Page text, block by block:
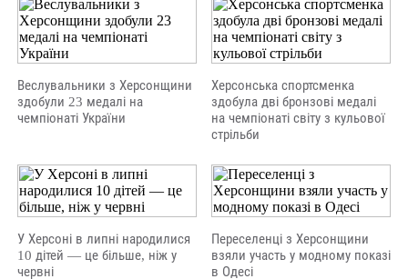
Веслувальники з Херсонщини
здобули 23 медалі на
чемпіонаті України
Херсонська спортсменка
здобула дві бронзові медалі
на чемпіонаті світу з кульової
стрільби
У Херсоні в липні народилися
10 дітей — це більше, ніж у
червні
Переселенці з Херсонщини
взяли участь у модному показі
в Одесі